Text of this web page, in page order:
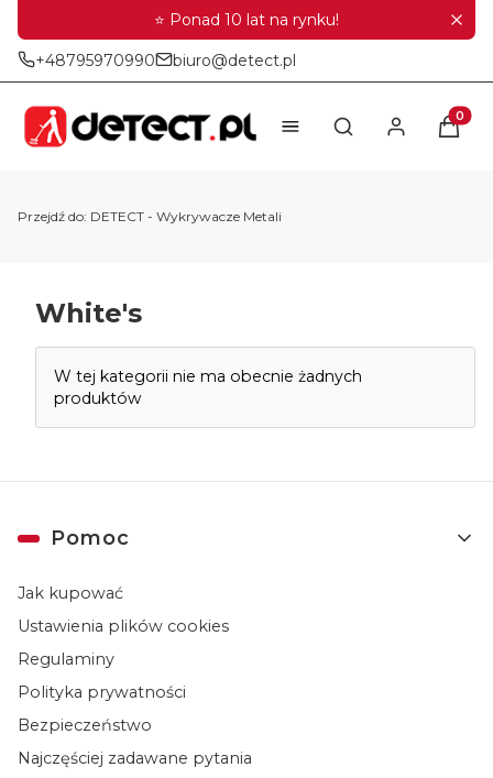
⭐ Ponad 10 lat na rynku!
+48795970990 biuro@detect.pl
Otwórz
Przejdź do: DETECT - Wykrywacze Metali
White's
Lista produktów
W tej kategorii nie ma obecnie żadnych
produktów
Linki w stopce
Pomoc
Jak kupować
Ustawienia plików cookies
Regulaminy
Polityka prywatności
Bezpieczeństwo
Najczęściej zadawane pytania